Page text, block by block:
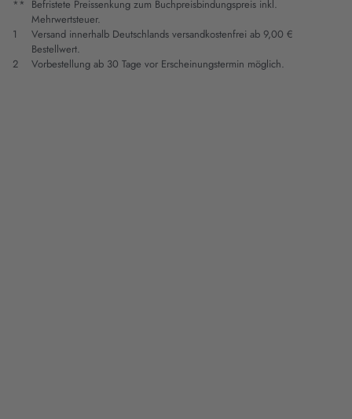
** Befristete Preissenkung zum Buchpreisbindungspreis inkl.
Mehrwertsteuer.
1
Versand innerhalb Deutschlands versandkostenfrei ab 9,00 €
Bestellwert.
2
Vorbestellung ab 30 Tage vor Erscheinungstermin möglich.